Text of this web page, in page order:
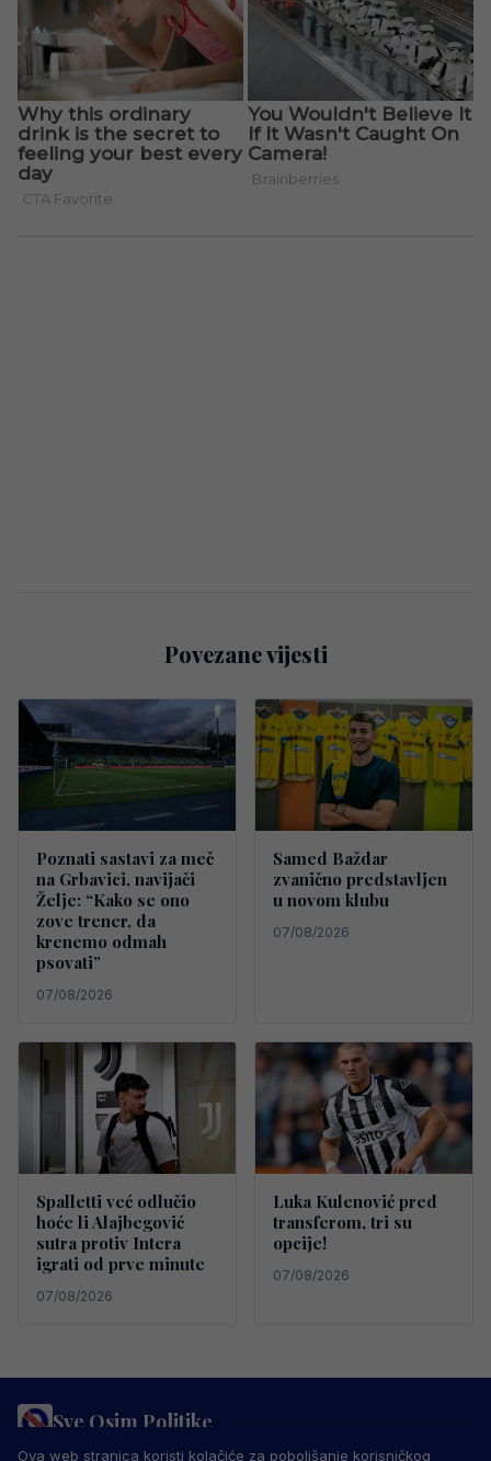
Povezane vijesti
Poznati sastavi za meč
na Grbavici, navijači
Želje: “Kako se ono
zove trener, da
krenemo odmah
psovati”
07/08/2026
Samed Baždar
zvanično predstavljen
u novom klubu
07/08/2026
Spalletti već odlučio
hoće li Alajbegović
sutra protiv Intera
igrati od prve minute
07/08/2026
Luka Kulenović pred
transferom, tri su
opcije!
07/08/2026
Sve Osim Politike
PRAVILA PRIVATNOSTI MARKETING USLOVI KORIŠTENJA
Ova web stranica koristi kolačiće za poboljšanje korisničkog